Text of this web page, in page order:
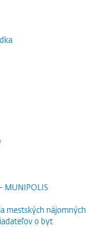
MUNIPOLIS
mestských
o byt